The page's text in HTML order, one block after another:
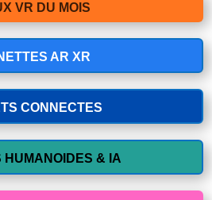
VR DU MOIS
AR XR
CONNECTES
HUMANOIDES & IA